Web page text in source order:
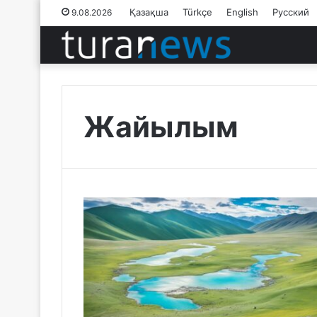
9.08.2026 Қазақша Türkçe English Русский
Жайылым